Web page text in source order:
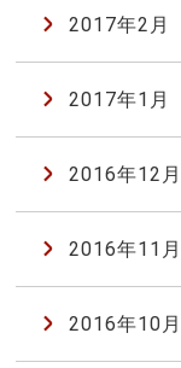
2017年2月
2017年1月
2016年12月
2016年11月
2016年10月